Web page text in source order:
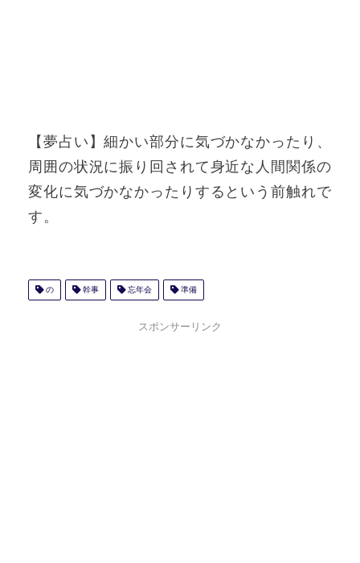
【夢占い】細かい部分に気づかなかったり、
周囲の状況に振り回されて身近な人間関係の
変化に気づかなかったりするという前触れで
す。
の 幹事 忘年会 準備
スポンサーリンク